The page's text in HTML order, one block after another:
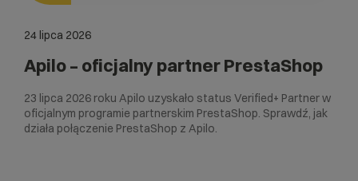
24 lipca 2026
Apilo – oficjalny partner PrestaShop
23 lipca 2026 roku Apilo uzyskało status Verified+ Partner w
oficjalnym programie partnerskim PrestaShop. Sprawdź, jak
działa połączenie PrestaShop z Apilo.